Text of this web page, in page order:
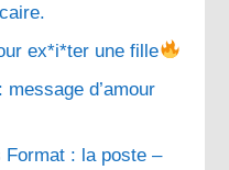
ex*i*ter une fille
message d’amour
Format : la poste –